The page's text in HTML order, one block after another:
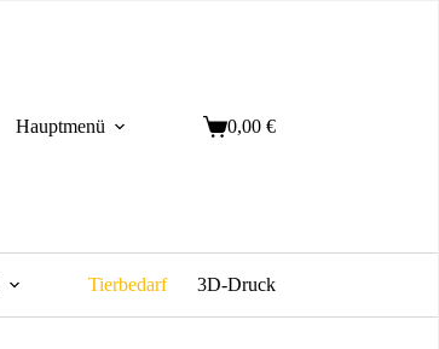
Hauptmenü Warenkorb
0,00 €
Tierbedarf 3D-Druck